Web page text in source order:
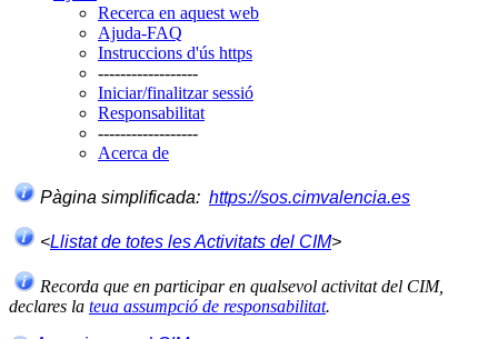
Recerca en aquest web
Ajuda-FAQ
Instruccions d'ús https
------------------
Iniciar/finalitzar sessió
Responsabilitat
------------------
Acerca de
Pàgina simplificada: https://sos.cimvalencia.es
<Llistat de totes les Activitats del CIM>
Recorda que en participar en qualsevol activitat del CIM,
declares la teua assumpció de responsabilitat.